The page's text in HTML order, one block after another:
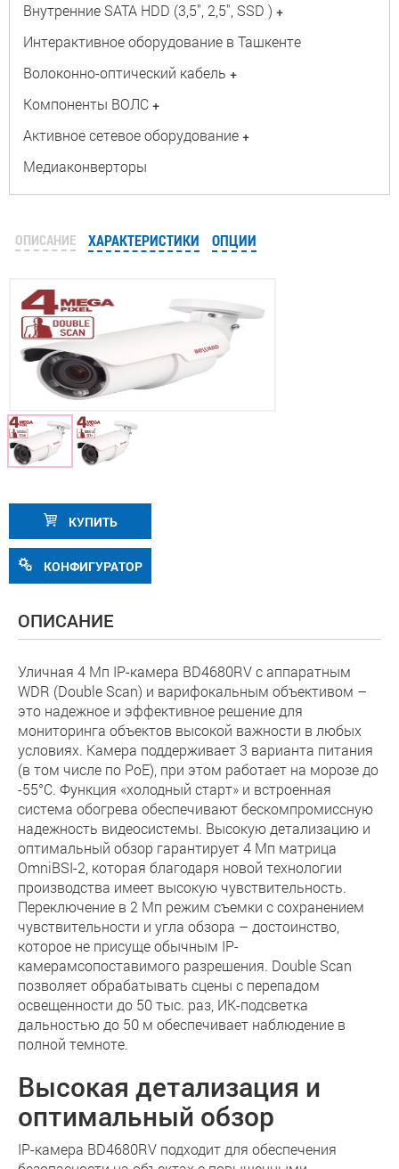
Внутренние SATA HDD (3,5", 2,5", SSD ) +
Интерактивное оборудование в Ташкенте
Волоконно-оптический кабель +
Компоненты ВОЛС +
Активное сетевое оборудование +
Медиаконверторы
ОПИСАНИЕ ХАРАКТЕРИСТИКИ ОПЦИИ
КУПИТЬ
КОНФИГУРАТОР
ОПИСАНИЕ
Уличная 4 Мп IP-камера BD4680RV с аппаратным
WDR (Double Scan) и варифокальным объективом –
это надежное и эффективное решение для
мониторинга объектов высокой важности в любых
условиях. Камера поддерживает 3 варианта питания
(в том числе по PoE), при этом работает на морозе до
-55°С. Функция «холодный старт» и встроенная
система обогрева обеспечивают бескомпромиссную
надежность видеосистемы. Высокую детализацию и
оптимальный обзор гарантирует 4 Мп матрица
OmniBSI-2, которая благодаря новой технологии
производства имеет высокую чувствительность.
Переключение в 2 Мп режим съемки с сохранением
чувствительности и угла обзора – достоинство,
которое не присуще обычным IP-
камерамсопоставимого разрешения. Double Scan
позволяет обрабатывать сцены с перепадом
освещенности до 50 тыс. раз, ИК-подсветка
дальностью до 50 м обеспечивает наблюдение в
полной темноте.
Высокая детализация и
оптимальный обзор
IP-камера BD4680RV подходит для обеспечения